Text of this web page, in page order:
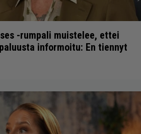
-rumpali muistelee, ettei
informoitu: En tiennyt